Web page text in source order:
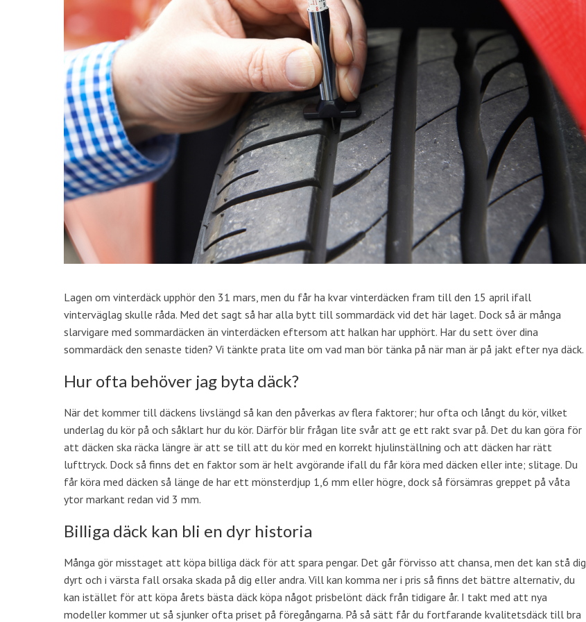
Lagen om vinterdäck upphör den 31 mars, men du får ha kvar vinterdäcken fram till den 15 april ifall
vinterväglag skulle råda. Med det sagt så har alla bytt till sommardäck vid det här laget. Dock så är många
slarvigare med sommardäcken än vinterdäcken eftersom att halkan har upphört. Har du sett över dina
sommardäck den senaste tiden? Vi tänkte prata lite om vad man bör tänka på när man är på jakt efter nya däck.
Hur ofta behöver jag byta däck?
När det kommer till däckens livslängd så kan den påverkas av flera faktorer; hur ofta och långt du kör, vilket
underlag du kör på och såklart hur du kör. Därför blir frågan lite svår att ge ett rakt svar på. Det du kan göra för
att däcken ska räcka längre är att se till att du kör med en korrekt hjulinställning och att däcken har rätt
lufttryck. Dock så finns det en faktor som är helt avgörande ifall du får köra med däcken eller inte; slitage. Du
får köra med däcken så länge de har ett mönsterdjup 1,6 mm eller högre, dock så försämras greppet på våta
ytor markant redan vid 3 mm.
Billiga däck kan bli en dyr historia
Många gör misstaget att köpa billiga däck för att spara pengar. Det går förvisso att chansa, men det kan stå dig
dyrt och i värsta fall orsaka skada på dig eller andra. Vill kan komma ner i pris så finns det bättre alternativ, du
kan istället för att köpa årets bästa däck köpa något prisbelönt däck från tidigare år. I takt med att nya
modeller kommer ut så sjunker ofta priset på föregångarna. På så sätt får du fortfarande kvalitetsdäck till bra